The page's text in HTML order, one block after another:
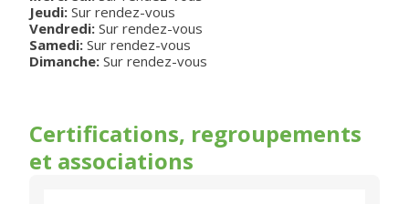
Jeudi: Sur rendez-vous
Vendredi: Sur rendez-vous
Samedi: Sur rendez-vous
Dimanche: Sur rendez-vous
Certifications, regroupements
et associations